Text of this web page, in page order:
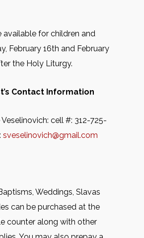
available for children and
February 16th and February
the Holy Liturgy.
Contact Information
cell #: 312-725-
sveselinovich@gmail.com
Weddings, Slavas
can be purchased at the
counter along with other